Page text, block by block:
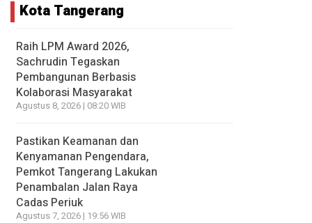
Kota Tangerang
Raih LPM Award 2026,
Sachrudin Tegaskan
Pembangunan Berbasis
Kolaborasi Masyarakat
Agustus 8, 2026 | 08:20 WIB
Pastikan Keamanan dan
Kenyamanan Pengendara,
Pemkot Tangerang Lakukan
Penambalan Jalan Raya
Cadas Periuk
Agustus 7, 2026 | 19:56 WIB